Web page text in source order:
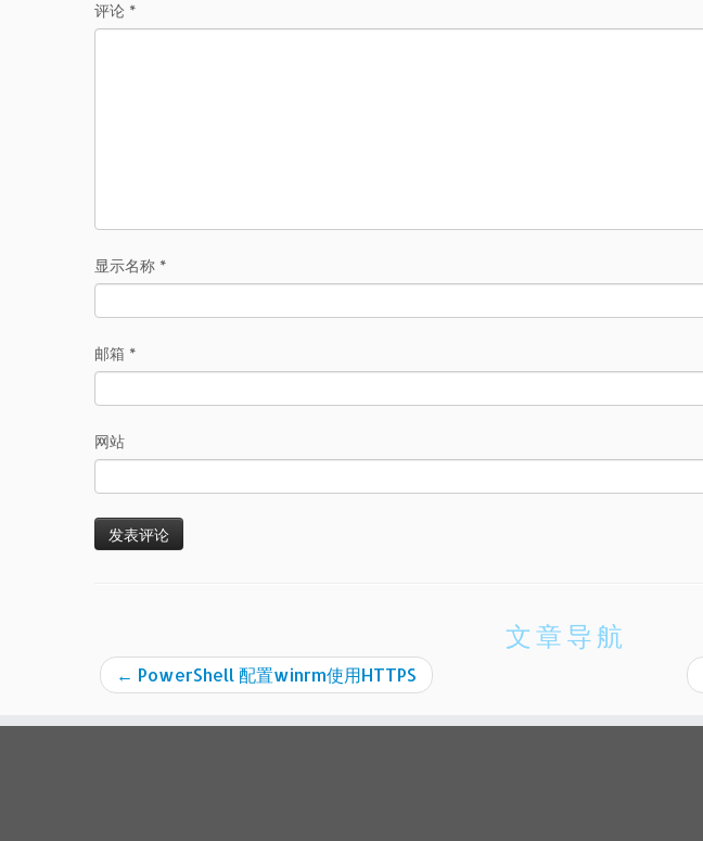
评论 *
显示名称 *
邮箱 *
网站
文章导航
← PowerShell 配置winrm使用HTTPS